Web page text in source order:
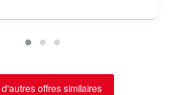
d'autres offres similaires